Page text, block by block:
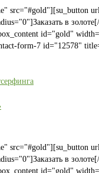
src="#gold"][su_button
в
id="gold"
form-7 id="12578"
src="#gold"][su_button
в
id="gold"